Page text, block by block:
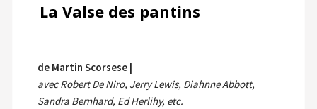
La Valse des pantins
de Martin Scorsese |
avec Robert De Niro, Jerry Lewis, Diahnne Abbott,
Sandra Bernhard, Ed Herlihy, etc.